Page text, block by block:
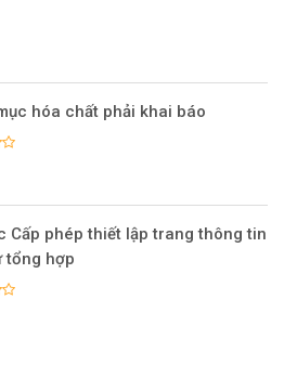
hóa chất phải khai báo
Cấp phép thiết lập trang thông tin
tổng hợp